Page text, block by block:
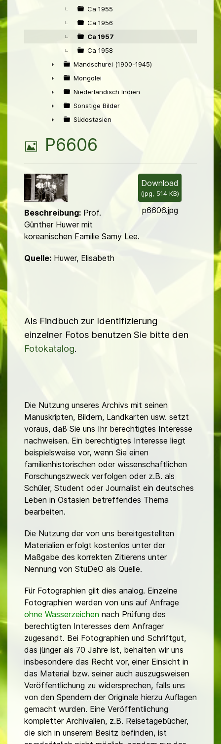
Ca 1955
Ca 1956
Ca 1957
Ca 1958
►
Mandschurei (1900-1945)
►
Mongolei
►
Niederländisch Indien
►
Sonstige Bilder
Südostasien
B
l
d
P6606
Download
(jpg, 514 KB)
p6606.jpg
Beschreibung: Prof.
Günther Huwer mit
koreanischen Familie Samy Lee.
Quelle: Huwer, Elisabeth
Als Findbuch zur Identifizierung
einzelner Fotos benutzen Sie bitte den
Fotokatalog.
Die Nutzung unseres Archivs mit seinen
Manuskripten, Bildern, Landkarten usw. setzt
voraus, daß Sie uns Ihr berechtigtes Interesse
nachweisen. Ein berechtigtes Interesse liegt
beispielsweise vor, wenn Sie einen
familienhistorischen oder wissenschaftlichen
Forschungszweck verfolgen oder z.B. als
Schüler, Student oder Journalist ein deutsches
Leben in Ostasien betreffendes Thema
bearbeiten.
Die Nutzung der von uns bereitgestellten
Materialien erfolgt kostenlos unter der
Maßgabe des korrekten Zitierens unter
Nennung von StuDeO als Quelle.
Für Fotographien gilt dies analog. Einzelne
Fotographien werden von uns auf Anfrage
ohne Wasserzeichen nach Prüfung des
berechtigten Interesses dem Anfrager
zugesandt. Bei Fotographien und Schriftgut,
das jünger als 70 Jahre ist, behalten wir uns
insbesondere das Recht vor, einer Einsicht in
das Material bzw. seiner auch auszugsweisen
Veröffentlichung zu widersprechen, falls uns
von den Spendern der Originale hierzu Auflagen
gemacht wurden. Eine Veröffentlichung
kompletter Archivalien, z.B. Reisetagebücher,
die sich in unserem Besitz befinden, ist